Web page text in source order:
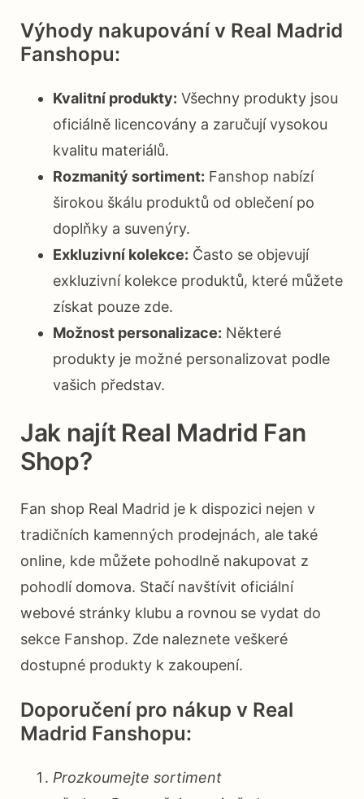
Výhody nakupování v Real Madrid
Fanshopu:
Kvalitní produkty: Všechny produkty jsou
oficiálně licencovány a zaručují vysokou
kvalitu materiálů.
Rozmanitý sortiment: Fanshop nabízí
širokou škálu produktů od oblečení po
doplňky a suvenýry.
Exkluzivní kolekce: Často se objevují
exkluzivní kolekce produktů, které můžete
získat pouze zde.
Možnost personalizace: Některé
produkty je možné personalizovat podle
vašich představ.
Jak najít Real Madrid Fan
Shop?
Fan shop Real Madrid je k dispozici nejen v
tradičních kamenných prodejnách, ale také
online, kde můžete pohodlně nakupovat z
pohodlí domova. Stačí navštívit oficiální
webové stránky klubu a rovnou se vydat do
sekce Fanshop. Zde naleznete veškeré
dostupné produkty k zakoupení.
Doporučení pro nákup v Real
Madrid Fanshopu:
Prozkoumejte sortiment